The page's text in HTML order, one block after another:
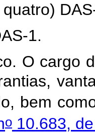
1.
O cargo
bem
o 10.683,